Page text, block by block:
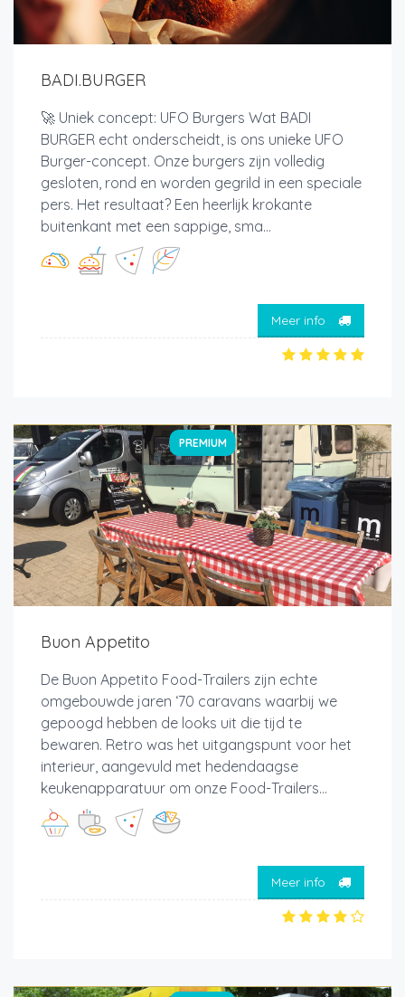
BADI.BURGER
🚀 Uniek concept: UFO Burgers Wat BADI
BURGER echt onderscheidt, is ons unieke UFO
Burger-concept. Onze burgers zijn volledig
gesloten, rond en worden gegrild in een speciale
pers. Het resultaat? Een heerlijk krokante
buitenkant met een sappige, sma...
Meer info
PREMIUM
Buon Appetito
De Buon Appetito Food-Trailers zijn echte
omgebouwde jaren ‘70 caravans waarbij we
gepoogd hebben de looks uit die tijd te
bewaren. Retro was het uitgangspunt voor het
interieur, aangevuld met hedendaagse
keukenapparatuur om onze Food-Trailers...
Meer info